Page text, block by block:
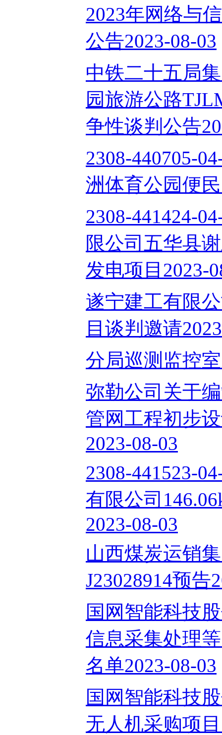
2023年网络与
公告2023-08-03
中铁二十五局
园旅游公路
争性谈判公告
2308-440705-
洲体育公园便
2308-441424-
限公司五华县
发电项目2023-
遂宁建工有限
目谈判邀请
分局巡测监控
弥勒公司关于
管网工程初步
2023-08-03
2308-441523-
有限公司
2023-08-03
山西煤炭运销
J23028914预告
国网智能科技
信息采集处理
名单2023-08-03
国网智能科技
无人机采购项